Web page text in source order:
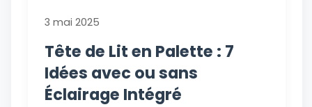
3 mai 2025
Tête de Lit en Palette : 7
Idées avec ou sans
Éclairage Intégré